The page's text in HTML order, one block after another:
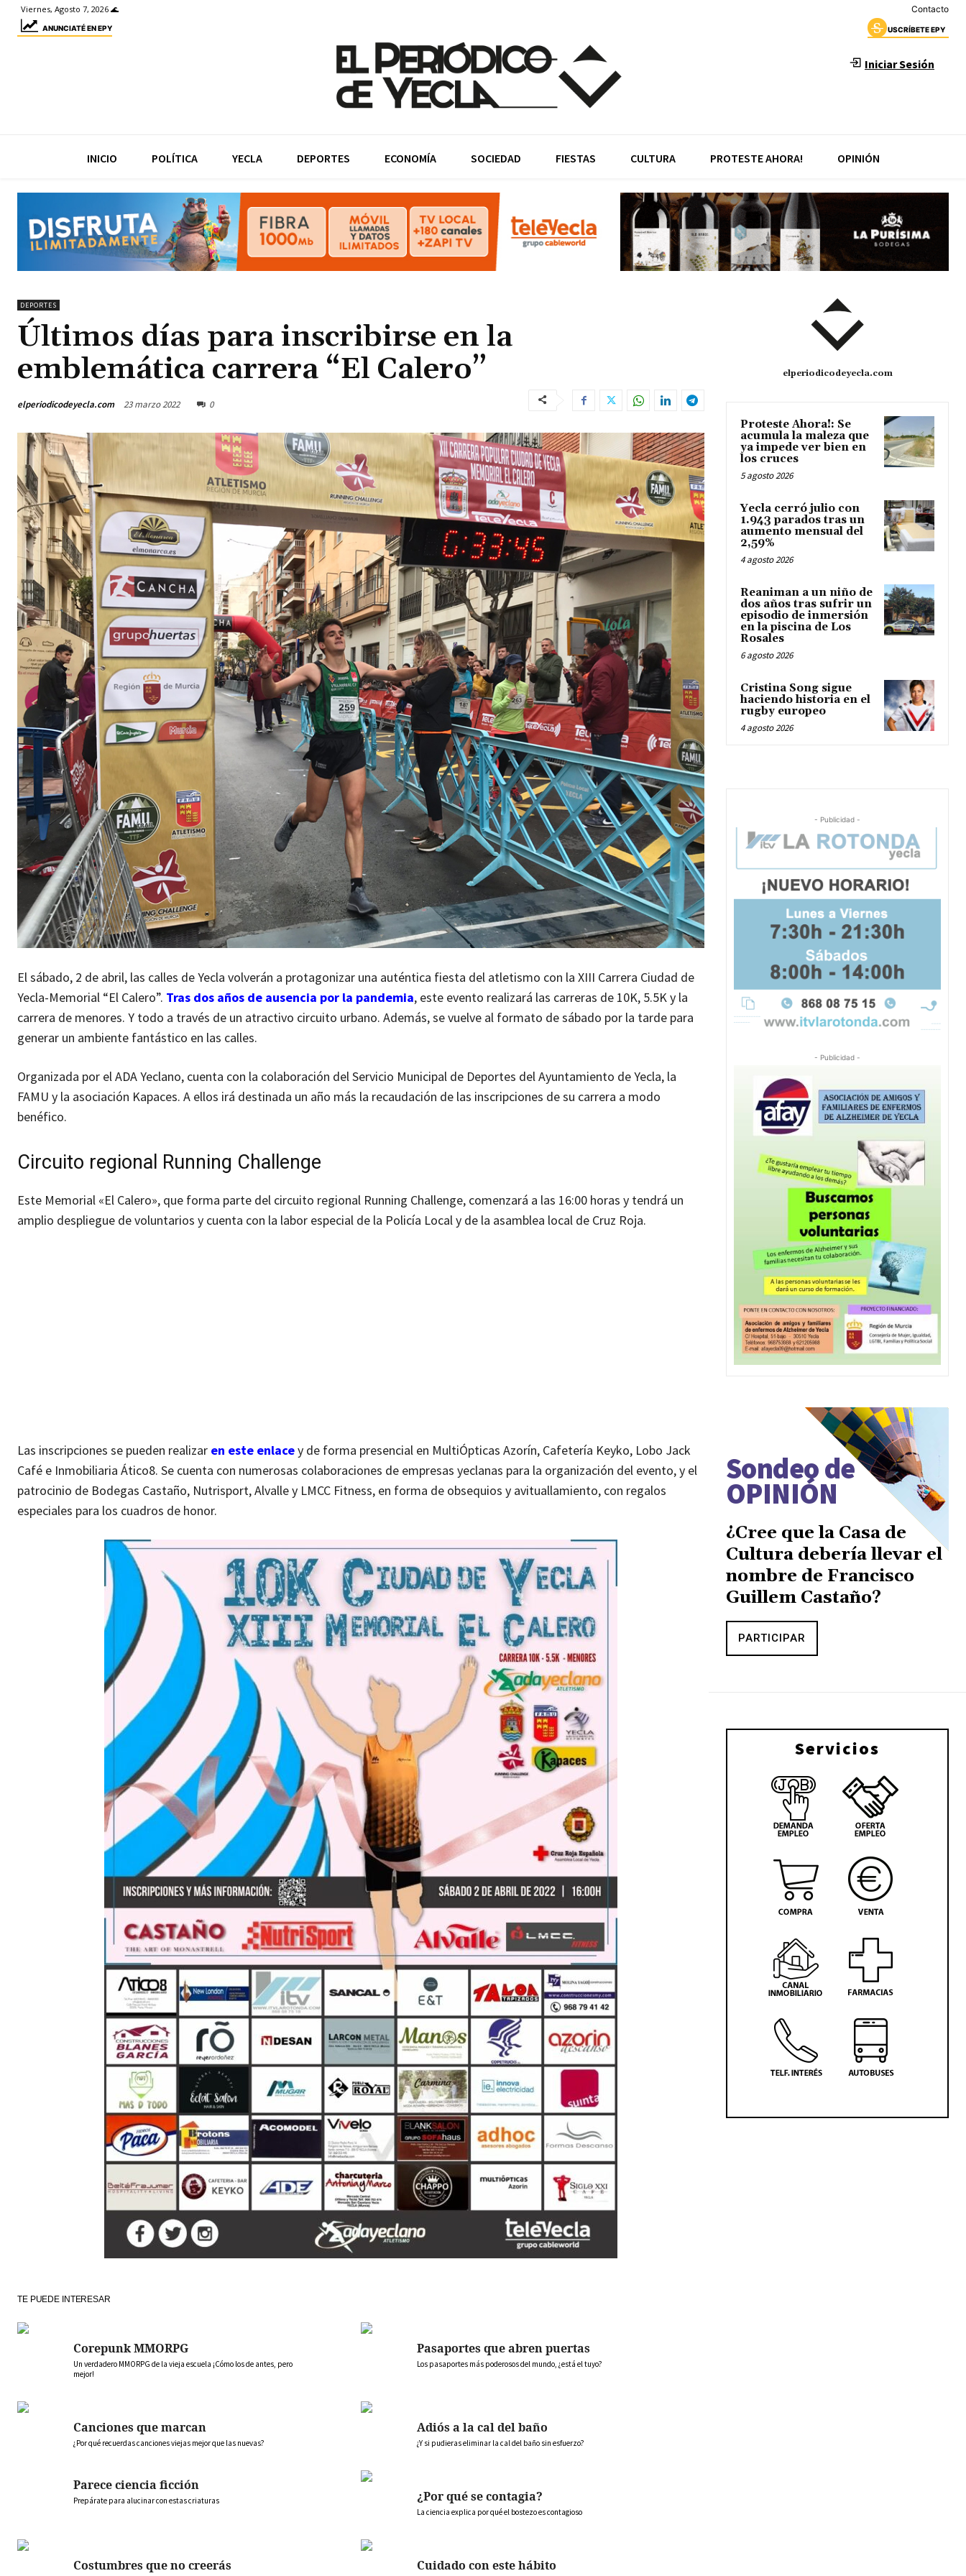
Viernes, Agosto 7, 2026 🌊 Contacto
ANUNCIATÉ EN EPY USCRÍBETE EPY
Iniciar Sesión
INICIO POLÍTICA YECLA DEPORTES ECONOMÍA SOCIEDAD FIESTAS CULTURA PROTESTE AHORA! OPINIÓN
DEPORTES
Últimos días para inscribirse en la
emblemática carrera “El Calero”
elperiodicodeyecla.com 23 marzo 2022 0
El sábado, 2 de abril, las calles de Yecla volverán a protagonizar una auténtica fiesta del atletismo con la XIII Carrera Ciudad de
Yecla-Memorial “El Calero”. Tras dos años de ausencia por la pandemia, este evento realizará las carreras de 10K, 5.5K y la
carrera de menores. Y todo a través de un atractivo circuito urbano. Además, se vuelve al formato de sábado por la tarde para
generar un ambiente fantástico en las calles.
Organizada por el ADA Yeclano, cuenta con la colaboración del Servicio Municipal de Deportes del Ayuntamiento de Yecla, la
FAMU y la asociación Kapaces. A ellos irá destinada un año más la recaudación de las inscripciones de su carrera a modo
benéfico.
Circuito regional Running Challenge
Este Memorial «El Calero», que forma parte del circuito regional Running Challenge, comenzará a las 16:00 horas y tendrá un
amplio despliegue de voluntarios y cuenta con la labor especial de la Policía Local y de la asamblea local de Cruz Roja.
Las inscripciones se pueden realizar en este enlacey de forma presencial en MultiÓpticas Azorín, Cafetería Keyko, Lobo Jack
Café e Inmobiliaria Ático8. Se cuenta con numerosas colaboraciones de empresas yeclanas para la organización del evento, y el
patrocinio de Bodegas Castaño, Nutrisport, Alvalle y LMCC Fitness, en forma de obsequios y avituallamiento, con regalos
especiales para los cuadros de honor.
TE PUEDE INTERESAR
Corepunk MMORPG
Un verdadero MMORPG de la vieja escuela ¡Cómo los de antes, pero
mejor!
Pasaportes que abren puertas
Los pasaportes más poderosos del mundo, ¿está el tuyo?
Canciones que marcan
¿Por qué recuerdas canciones viejas mejor que las nuevas?
Adiós a la cal del baño
¿Y si pudieras eliminar la cal del baño sin esfuerzo?
Parece ciencia ficción ¿Por qué se contagia?
La ciencia explica por qué el bostezo es contagioso
Costumbres que no creerás Cuidado con este hábito
elperiodicodeyecla.com
Proteste Ahora!: Se
acumula la maleza que
ya impede ver bien en
los cruces
5 agosto 2026
Yecla cerró julio con
1.943 parados tras un
aumento mensual del
2,59%
4 agosto 2026
Reaniman a un niño de
dos años tras sufrir un
episodio de inmersión
en la piscina de Los
Rosales
6 agosto 2026
Cristina Song sigue
haciendo historia en el
rugby europeo
4 agosto 2026
- Publicidad -
- Publicidad -
Sondeo de
OPINIÓN
¿Cree que la Casa de
Cultura debería llevar el
nombre de Francisco
Guillem Castaño?
PARTICIPAR
Servicios